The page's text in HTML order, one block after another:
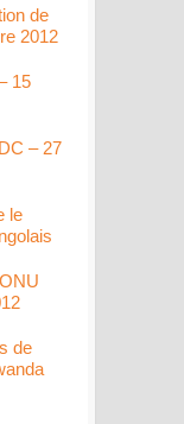
de
2012
15
– 27
le
de